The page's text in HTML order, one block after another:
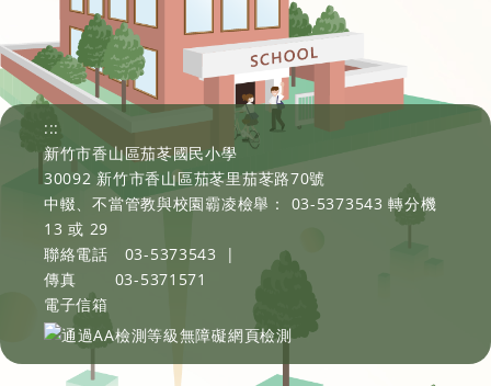
:::
新竹市香山區茄苳國民小學
30092 新竹市香山區茄苳里茄苳路70號
中輟、不當管教與校園霸凌檢舉： 03-5373543 轉分機
13 或 29
聯絡電話
03-5373543
|
傳真
03-5371571
電子信箱